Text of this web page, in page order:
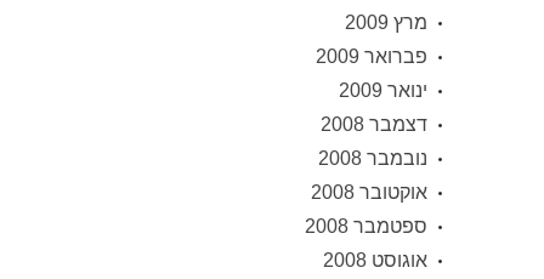
מרץ 2009
פברואר 2009
ינואר 2009
דצמבר 2008
נובמבר 2008
אוקטובר 2008
ספטמבר 2008
אוגוסט 2008